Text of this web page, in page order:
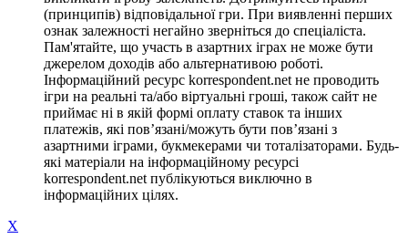
(принципів) відповідальної гри. При виявленні перших
ознак залежності негайно зверніться до спеціаліста.
Пам'ятайте, що участь в азартних іграх не може бути
джерелом доходів або альтернативою роботі.
Інформаційний ресурс korrespondent.net не проводить
ігри на реальні та/або віртуальні гроші, також сайт не
приймає ні в якій формі оплату ставок та інших
платежів, які пов’язані/можуть бути пов’язані з
азартними іграми, букмекерами чи тоталізаторами. Будь-
які матеріали на інформаційному ресурсі
korrespondent.net публікуються виключно в
інформаційних цілях.
X